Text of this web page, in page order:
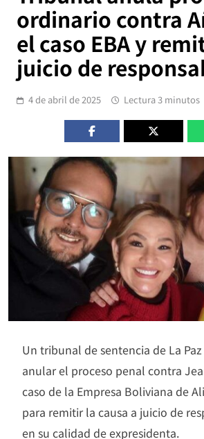
ordinario contra
el caso EBA y
juicio de
4 de abril de 2025 Lectura 3 minutos
Un tribunal de sentencia de La
anular el proceso penal contra
caso de la Empresa Boliviana de
para remitir la causa a juicio de
en su calidad de expresidenta.